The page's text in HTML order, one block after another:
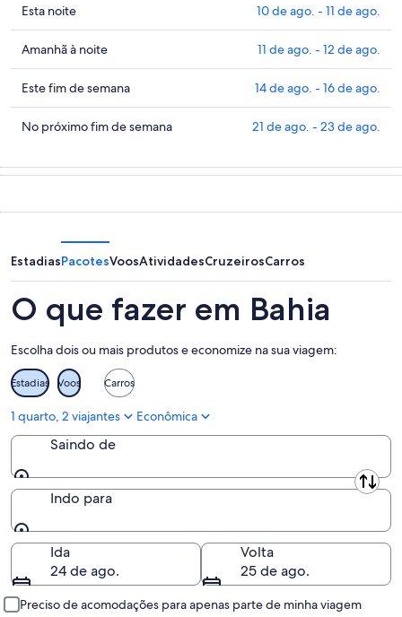
Confira
os
preços
em
Bahia
para
esta
de
-
de
Esta noite 10 de ago. - 11 de ago.
Confira
os
preços
em
Bahia
amanhã
à
11
ago.
12
de
Amanhã à noite 11 de ago. - 12 de ago.
Confira
os
preços
Bahia
para
semana,
14
de
ago.
16
de
ago.
Este fim de semana 14 de ago. - 16 de ago.
Confira
preços
próximo
fim
de
semana,
de
ago.
-
de
No próximo fim de semana 21 de ago. - 23 de ago.
EstadiasPacotesVoosAtividadesCruzeirosCarros
O que fazer em Bahia
Escolha dois ou mais produtos e economize na sua viagem:
Estadias Voos Carros
1 quarto, 2 viajantes Econômica
Saindo de
Saindo de
Indo para
Indo para
Ida
24 de ago.
Volta
25 de ago.
Preciso de acomodações para apenas parte de minha viagem